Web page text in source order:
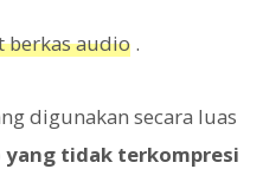
berkas audio .
digunakan secara luas
tidak terkompresi